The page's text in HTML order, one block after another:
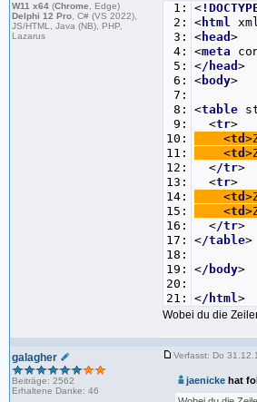
W11 x64 (Chrome , Edge)
Delphi 12 Pro , C# (VS 2022),
JS/HTML, Java (NB), PHP,
Lazarus
1:
2:
3:
4:
5:
6:
7:
8:
9:
10:
11:
12:
13:
14:
15:
16:
17:
18:
19:
20:
21:
<
< html
< head >
<meta
</head >
<body>
<table
<tr>
<td
<td
</tr>
<tr>
<td
<td
</tr>
</table>
</body>
</html>
Wobei du die
galagher
Beiträge: 2562
Erhaltene Danke: 46
Verfasst: Do
jaenickehat